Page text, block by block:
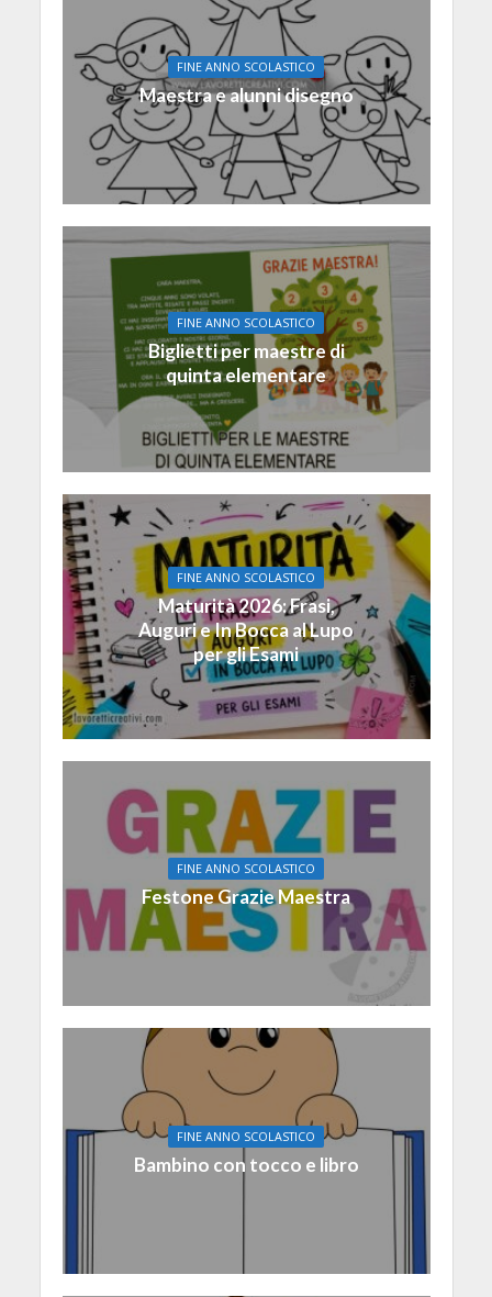
FINE ANNO SCOLASTICO
Maestra e alunni disegno
FINE ANNO SCOLASTICO
Biglietti per maestre di
quinta elementare
FINE ANNO SCOLASTICO
Maturità 2026: Frasi,
Auguri e In Bocca al Lupo
per gli Esami
FINE ANNO SCOLASTICO
Festone Grazie Maestra
FINE ANNO SCOLASTICO
Bambino con tocco e libro